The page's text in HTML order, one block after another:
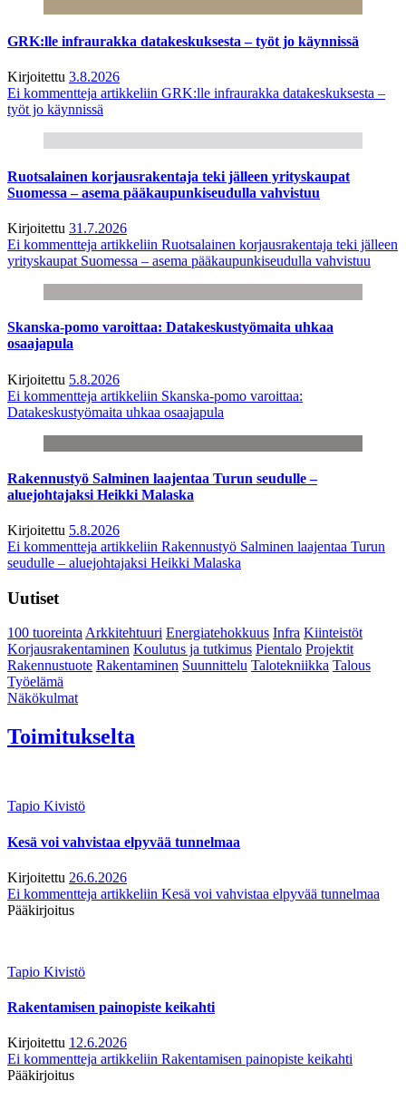
GRK:lle infraurakka datakeskuksesta – työt jo käynnissä
Kirjoitettu 3.8.2026
Ei kommentteja artikkeliin GRK:lle infraurakka datakeskuksesta –
työt jo käynnissä
Ruotsalainen korjausrakentaja teki jälleen yrityskaupat
Suomessa – asema pääkaupunkiseudulla vahvistuu
Kirjoitettu 31.7.2026
Ei kommentteja artikkeliin Ruotsalainen korjausrakentaja teki jälleen
yrityskaupat Suomessa – asema pääkaupunkiseudulla vahvistuu
Skanska-pomo varoittaa: Datakeskustyömaita uhkaa
osaajapula
Kirjoitettu 5.8.2026
Ei kommentteja artikkeliin Skanska-pomo varoittaa:
Datakeskustyömaita uhkaa osaajapula
Rakennustyö Salminen laajentaa Turun seudulle –
aluejohtajaksi Heikki Malaska
Kirjoitettu 5.8.2026
Ei kommentteja artikkeliin Rakennustyö Salminen laajentaa Turun
seudulle – aluejohtajaksi Heikki Malaska
Uutiset
100 tuoreintaArkkitehtuuri Energiatehokkuus Infra Kiinteistöt
Korjausrakentaminen Koulutus ja tutkimus Pientalo Projektit
Rakennustuote Rakentaminen Suunnittelu Talotekniikka Talous
Työelämä
Näkökulmat
Toimitukselta
Tapio Kivistö
Kesä voi vahvistaa elpyvää tunnelmaa
Kirjoitettu 26.6.2026
Ei kommentteja artikkeliin Kesä voi vahvistaa elpyvää tunnelmaa
Pääkirjoitus
Tapio Kivistö
Rakentamisen painopiste keikahti
Kirjoitettu 12.6.2026
Ei kommentteja artikkeliin Rakentamisen painopiste keikahti
Pääkirjoitus